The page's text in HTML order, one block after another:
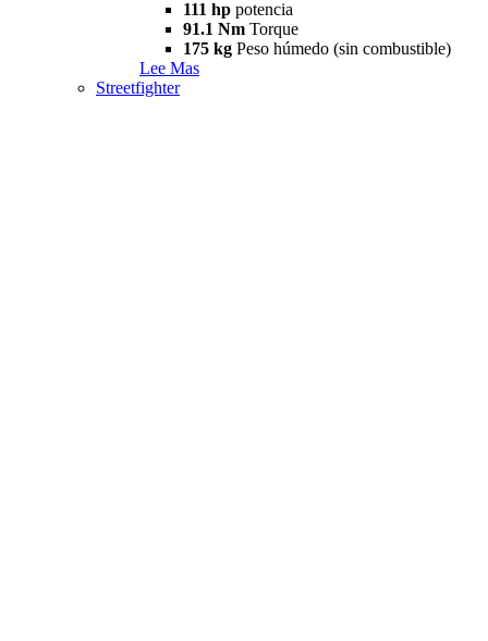
111 hp potencia
91.1 Nm Torque
175 kg Peso húmedo (sin combustible)
Lee Mas
Streetfighter